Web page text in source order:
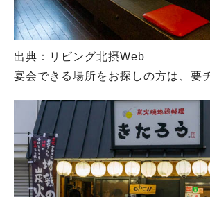
出典：リビング北摂Web
宴会できる場所をお探しの方は、要